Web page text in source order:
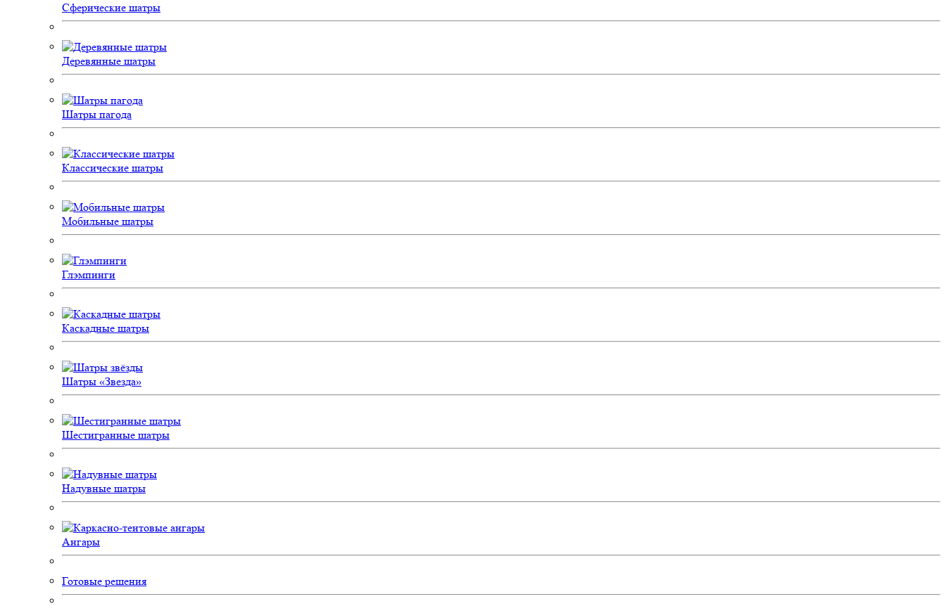
Сферические шатры
Деревянные шатры
Шатры пагода
Классические шатры
Мобильные шатры
Глэмпинги
Каскадные шатры
Шатры «Звезда»
Шестигранные шатры
Надувные шатры
Ангары
Готовые решения